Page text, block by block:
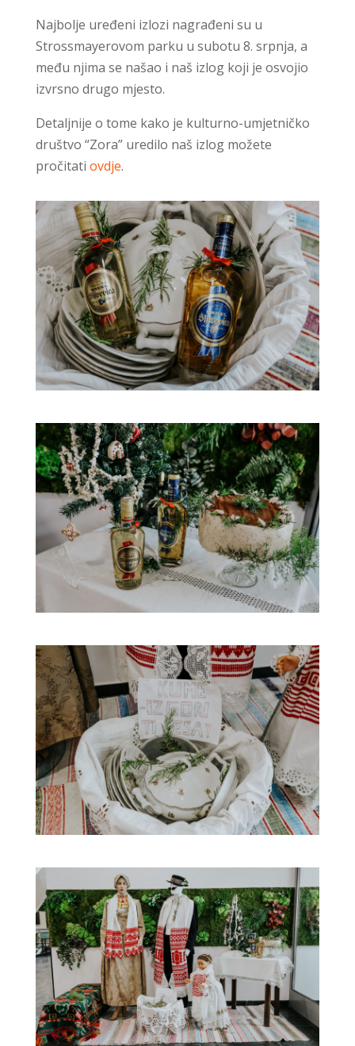
Najbolje uređeni izlozi nagrađeni su u
Strossmayerovom parku u subotu 8. srpnja, a
među njima se našao i naš izlog koji je osvojio
izvrsno drugo mjesto.
Detaljnije o tome kako je kulturno-umjetničko
društvo “Zora” uredilo naš izlog možete
pročitati ovdje.